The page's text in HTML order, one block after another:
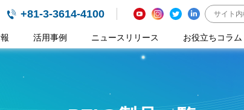
+81-3-3614-4100
活用事例 ニュースリリース お役立ちコラム